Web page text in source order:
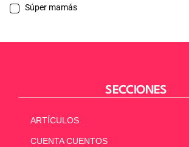
Súper mamás
SECCIONES
ARTÍCULOS
CUENTA CUENTOS